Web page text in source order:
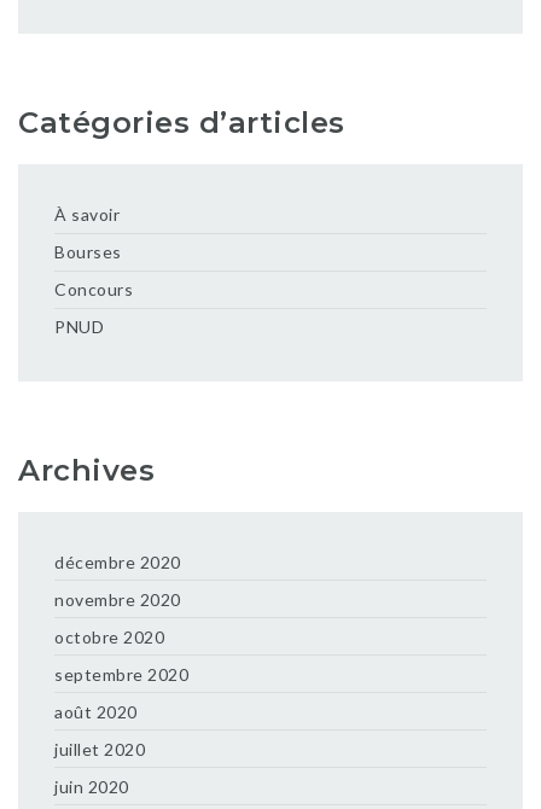
Catégories d’articles
À savoir
Bourses
Concours
PNUD
Archives
décembre 2020
novembre 2020
octobre 2020
septembre 2020
août 2020
juillet 2020
juin 2020